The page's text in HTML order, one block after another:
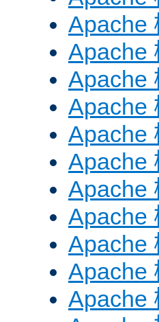
Apache
Apache
Apache
Apache
Apache
Apache
Apache
Apache
Apache
Apache
Apache